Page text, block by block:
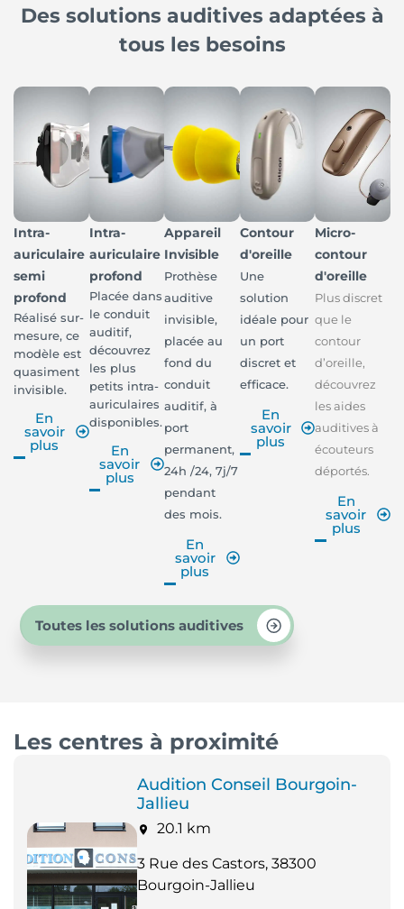
Des solutions auditives adaptées à
tous les besoins
Intra-
auriculaire
semi
profond
Réalisé sur-
mesure, ce
modèle est
quasiment
invisible.
En
savoir
plus
Intra-
auriculaire
profond
Placée dans
le conduit
auditif,
découvrez
les plus
petits intra-
auriculaires
disponibles.
En
savoir
plus
Appareil
Invisible
Prothèse
auditive
invisible,
placée au
fond du
conduit
auditif, à
port
permanent,
24h /24, 7j/7
pendant
des mois.
En
savoir
plus
Contour
d'oreille
Une
solution
idéale pour
un port
discret et
efficace.
En
savoir
plus
Micro-
contour
d'oreille
Plus discret
que le
contour
d’oreille,
découvrez
les aides
auditives à
écouteurs
déportés.
En
savoir
plus
Toutes les solutions auditives
Les centres à proximité
Audition Conseil Bourgoin-
Jallieu
20.1 km
3 Rue des Castors, 38300
Bourgoin-Jallieu